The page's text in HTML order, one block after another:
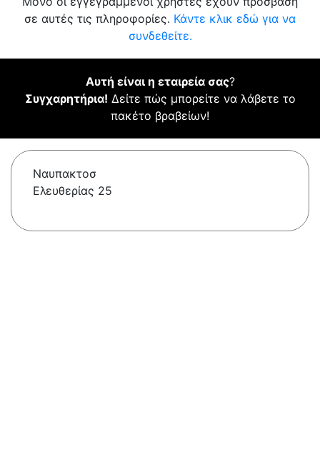
σε αυτές τις πληροφορίες. Κάντε κλικ εδώ για να
συνδεθείτε.
Αυτή είναι η εταιρεία σας?
Συγχαρητήρια! Δείτε πώς μπορείτε να λάβετε το
πακέτο βραβείων!
Ναυπακτοσ
Ελευθερίας 25